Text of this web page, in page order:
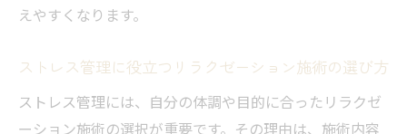
えやすくなります。
ストレス管理に役立つリラクゼーション施術の選び方
ストレス管理には、自分の体調や目的に合ったリラクゼ
ーション施術の選択が重要です。その理由は、施術内容